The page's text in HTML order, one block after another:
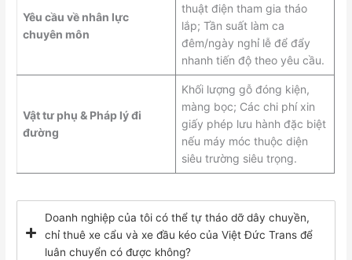
Yêu cầu về nhân lực
chuyên môn
thuật điện tham gia tháo
lắp; Tần suất làm ca
đêm/ngày nghỉ lễ để đẩy
nhanh tiến độ theo yêu cầu.
Vật tư phụ & Pháp lý đi
đường
Khối lượng gỗ đóng kiện,
màng bọc; Các chi phí xin
giấy phép lưu hành đặc biệt
nếu máy móc thuộc diện
siêu trường siêu trọng.
Doanh nghiệp của tôi có thể tự tháo dỡ dây chuyền,
chỉ thuê xe cẩu và xe đầu kéo của Việt Đức Trans để
luân chuyển có được không?